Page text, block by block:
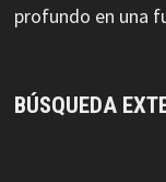
profundo en una
BÚSQUEDA